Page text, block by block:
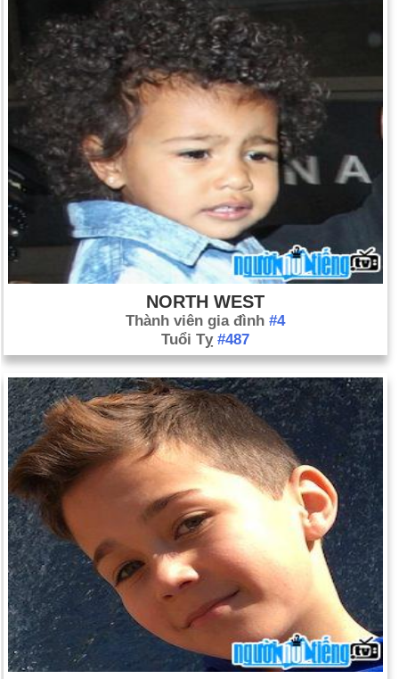
NORTH WEST
Thành viên gia đình #4
Tuổi Tỵ #487